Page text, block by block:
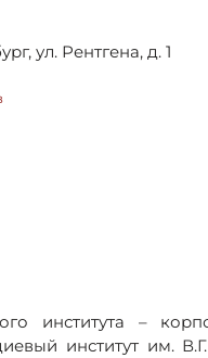
института –
институт им.
ул. Рентгена, д. 1